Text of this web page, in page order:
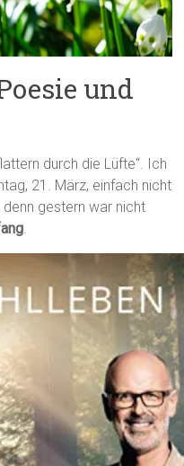
und
durch die Lüfte“. Ich
21. März, einfach nicht
gestern war nicht
.